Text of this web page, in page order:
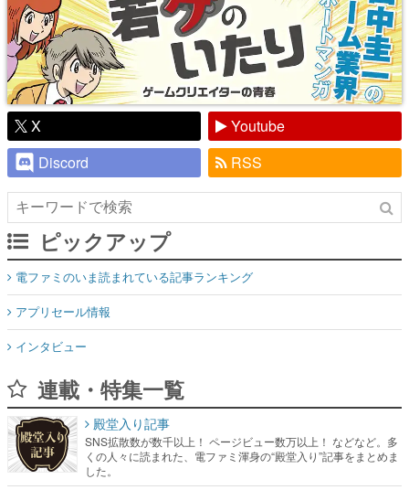
X
Youtube
Discord
RSS
ピックアップ
電ファミのいま読まれている記事ランキング
アプリセール情報
インタビュー
連載・特集一覧
くの人々に読まれた、電ファミ渾身の“殿堂入り”記事をまとめま
した。
ゲームの企画書
名作ゲームクリエイターの方々に製作時のエピソードをお聞き
し、ヒットする企画（ゲーム）とは何か？を探っていきます。